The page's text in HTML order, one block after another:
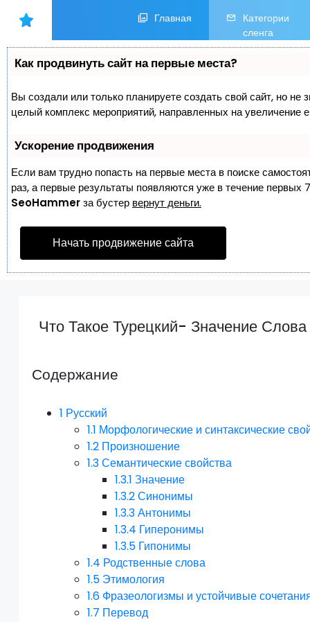
Главная
Категории
сленга
Как продвинуть сайт на первые места?
Вы создали или только планируете создать свой сайт, но не
целый комплекс мероприятий, направленных на увеличение
Ускорение продвижения
Если вам трудно попасть на первые места в поиске
раз, а первые результаты появляются уже в течение первых
SeoHammerза бустер вернут деньги.
Начать продвижение сайта
Что Такое Турецкий- Значение
Содержание
1 Русский
1.1 Морфологические и синтаксические
1.2 Произношение
1.3Семантические свойства
1.3.1 Значение
1.3.2Синонимы
1.3.3Антонимы
1.3.4 Гиперонимы
1.3.5 Гипонимы
1.4 Родственные слова
1.5 Этимология
1.6 Фразеологизмы и устойчивые
1.7 Перевод